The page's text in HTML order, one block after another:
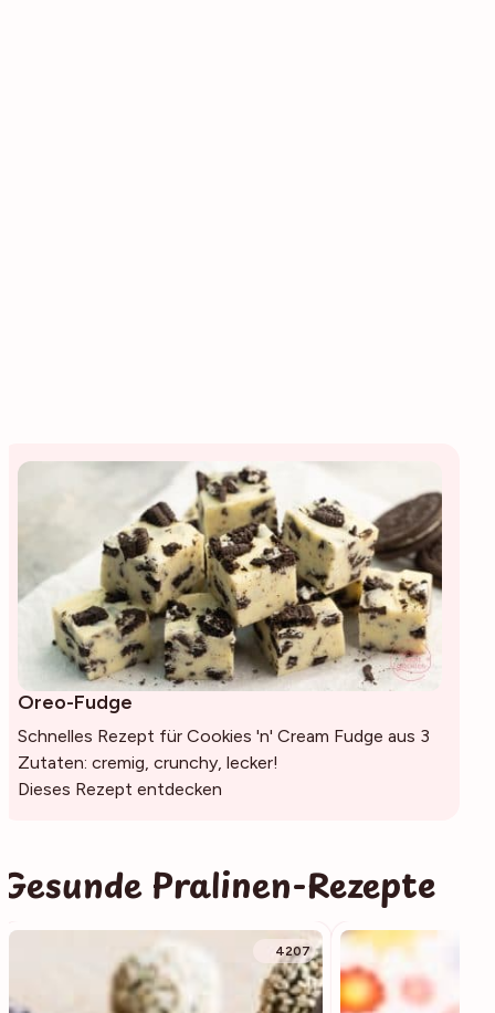
Oreo-Fudge
Schnelles Rezept für Cookies 'n' Cream Fudge aus 3
Zutaten: cremig, crunchy, lecker!
Dieses Rezept entdecken
Gesunde Pralinen-Rezepte
4207